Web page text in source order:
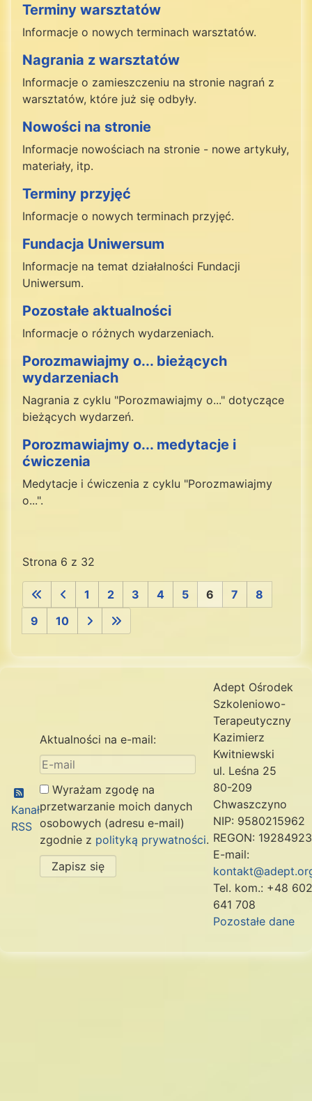
Terminy warsztatów
Informacje o nowych terminach warsztatów.
Nagrania z warsztatów
Informacje o zamieszczeniu na stronie nagrań z
warsztatów, które już się odbyły.
Nowości na stronie
Informacje nowościach na stronie - nowe artykuły,
materiały, itp.
Terminy przyjęć
Informacje o nowych terminach przyjęć.
Fundacja Uniwersum
Informacje na temat działalności Fundacji
Uniwersum.
Pozostałe aktualności
Informacje o różnych wydarzeniach.
Porozmawiajmy o... bieżących
wydarzeniach
Nagrania z cyklu "Porozmawiajmy o..." dotyczące
bieżących wydarzeń.
Porozmawiajmy o... medytacje i
ćwiczenia
Medytacje i ćwiczenia z cyklu "Porozmawiajmy
o...".
Strona 6 z 32
1 2 3 4 5 6 7
8
9
10
Kanał
RSS
Aktualności na e-mail:
Wyrażam zgodę na
przetwarzanie moich danych
osobowych (adresu e-mail)
zgodnie z polityką prywatności.
Zapisz się
Adept Ośrodek
Szkoleniowo-
Terapeutyczny
Kazimierz
Kwitniewski
ul. Leśna 25
80-209
Chwaszczyno
NIP: 9580215962
REGON:
E-mail:
Tel. kom.: +48 602
641 708
Pozostałe dane